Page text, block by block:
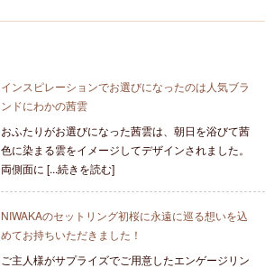
インスピレーションでお選びになったのは人気ブラ
ンドにわかの茜雲
おふたりがお選びになった茜雲は、朝日を浴びて茜
色に染まる雲をイメージしてデザインされました。
両側面に [...続きを読む]
NIWAKAのセットリング初桜に永遠に巡る想いを込
めてお持ちいただきました！
ご主人様がサプライズでご用意したエンゲージリン